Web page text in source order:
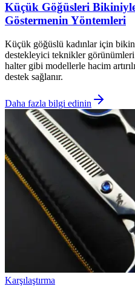
Küçük Göğüsleri
Göstermenin Yöntemleri
Küçük göğüslü kadınlar için
destekleyici teknikler
halter gibi modellerle hacim
destek sağlanır.
Daha fazla bilgi edinin
Karşılaştırma